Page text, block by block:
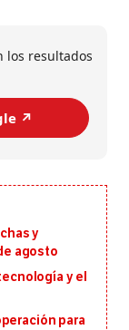
los resultados
↗️
y
agosto
y el
para